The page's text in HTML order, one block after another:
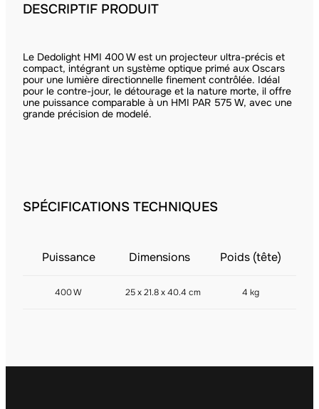
DESCRIPTIF PRODUIT
Le Dedolight HMI 400 W est un projecteur ultra-précis et
compact, intégrant un système optique primé aux Oscars
pour une lumière directionnelle finement contrôlée. Idéal
pour le contre-jour, le détourage et la nature morte, il offre
une puissance comparable à un HMI PAR 575 W, avec une
grande précision de modelé.
SPÉCIFICATIONS TECHNIQUES
Puissance Dimensions Poids (tête)
400 W 25 x 21.8 x 40.4 cm 4 kg